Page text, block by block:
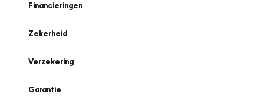
Financieringen
Zekerheid
Verzekering
Garantie